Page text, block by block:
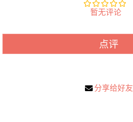
暂无评论
点评
分享给好友